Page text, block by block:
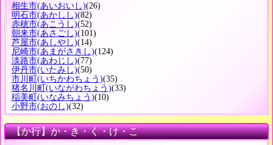
相生市(あいおいし)(26)
明石市(あかしし)(82)
赤穂市(あこうし)(52)
朝来市(あさごし)(101)
芦屋市(あしやし)(14)
尼崎市(あまがさきし)(124)
淡路市(あわじし)(77)
伊丹市(いたみし)(50)
市川町(いちかわちょう)(35)
猪名川町(いながわちょう)(33)
稲美町(いなみちょう)(10)
小野市(おのし)(32)
【か行】か・き・く・け・こ